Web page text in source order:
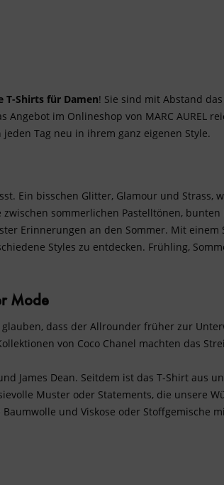
T-Shirts für Damen! Sie sind mit Abstand
Angebot im Onlineshop von MARC AUREL
Tag neu in ihrem ganz eigenen Style.
Ein bisschen Glitter, Glamour und
zwischen sommerlichen Pastelltönen,
Erinnerungen an den Sommer. Mit
Styles zu entdecken. Frühling,
Mode
dass der Allrounder früher zur
von Coco Chanel machten das
James Dean. Seitdem ist das T-Shirt aus
Muster oder Statements, die unsere
Baumwolle und Viskose oder Stoffgemische